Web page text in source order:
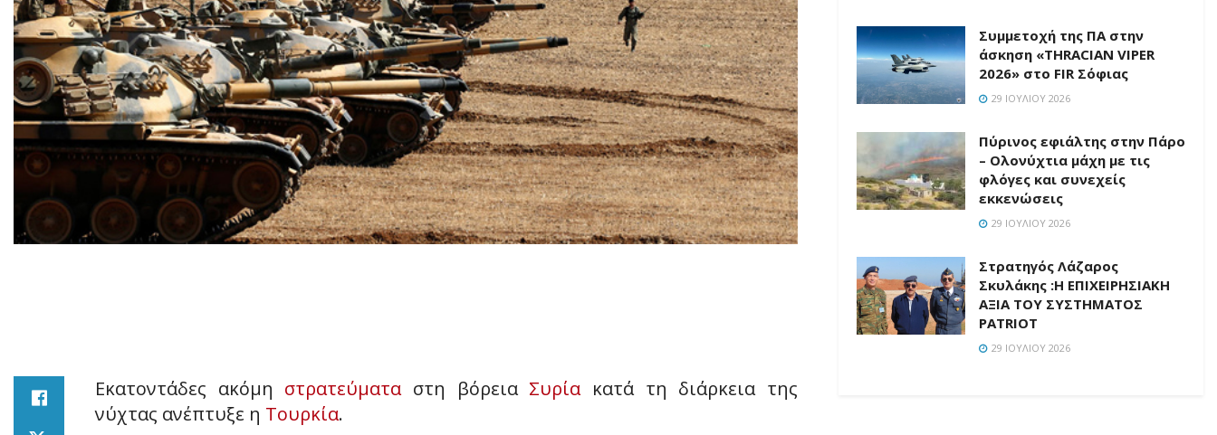
Εκατοντάδες ακόμη στρατεύματαστη βόρεια Συρίακατά τη διάρκεια της
νύχτας ανέπτυξε η Τουρκία.
Συμμετοχή της ΠΑ στην
άσκηση «THRACIAN VIPER
2026» στο FIR Σόφιας
29 ΙΟΥΛΊΟΥ 2026
Πύρινος εφιάλτης στην Πάρο
– Ολονύχτια μάχη με τις
φλόγες και συνεχείς
εκκενώσεις
29 ΙΟΥΛΊΟΥ 2026
Στρατηγός Λάζαρος
Σκυλάκης :Η ΕΠΙΧΕΙΡΗΣΙΑΚΗ
ΑΞΙΑ ΤΟΥ ΣΥΣΤΗΜΑΤΟΣ
PATRIOT
29 ΙΟΥΛΊΟΥ 2026